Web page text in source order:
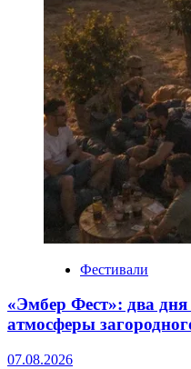
Фестивали
«Эмбер Фест»: два
атмосферы
07.08.2026